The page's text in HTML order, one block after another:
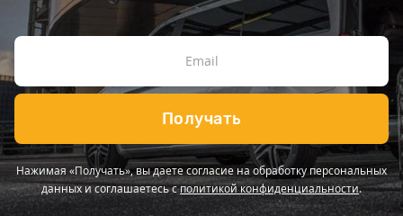
Получать
Нажимая «Получать», вы даете согласие на обработку персональных
данных и соглашаетесь сполитикой конфиденциальности.